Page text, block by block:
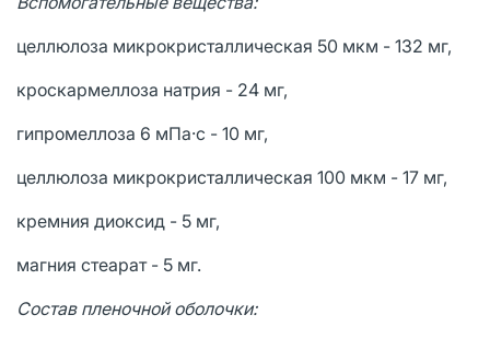
целлюлоза микрокристаллическая 50 мкм - 132 мг,
кроскармеллоза натрия - 24 мг,
гипромеллоза 6 мПа·с - 10 мг,
целлюлоза микрокристаллическая 100 мкм - 17 мг,
кремния диоксид - 5 мг,
магния стеарат - 5 мг.
Состав пленочной оболочки: